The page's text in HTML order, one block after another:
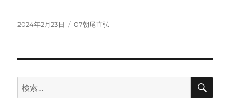
投
2024年2月23日
カ
07朝尾直弘
検
索:
検